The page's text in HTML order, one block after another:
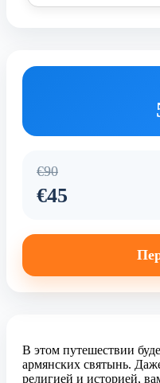
€90
€45
В этом путешествии
армянских святынь.
религией и историей,